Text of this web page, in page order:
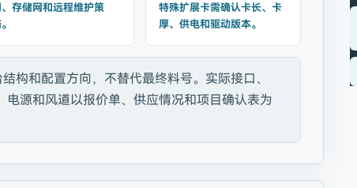
、存储网和远程维护策
特殊扩展卡需确认卡长、卡
厚、供电和驱动版本。
构和配置方向，不替代最终料号。实际接口、
电源和风道以报价单、供应情况和项目确认表为